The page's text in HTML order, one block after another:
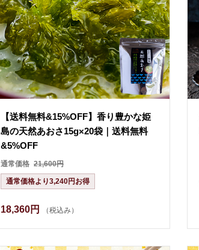
【送料無料&15%OFF】香り豊かな姫
島の天然あおさ15g×20袋｜送料無料
&5%OFF
通常価格 21,600円
通常価格より3,240円お得
18,360円 （税込み）